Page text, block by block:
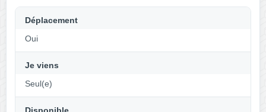
Déplacement
Oui
Je viens
Seul(e)